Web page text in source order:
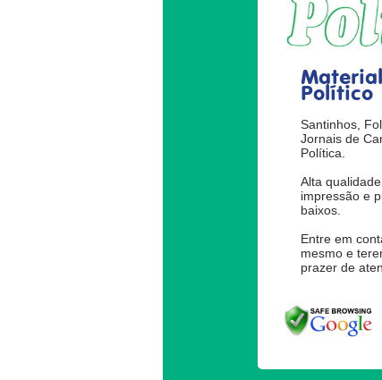
Material
Político
Santinhos,
Jornais de
Política.
Alta
impressão e
baixos.
Entre em
mesmo e
prazer de